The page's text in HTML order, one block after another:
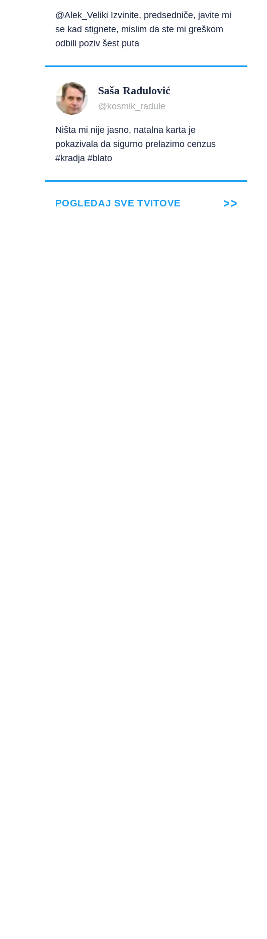
@Alek_Veliki Izvinite, predsedniče, javite mi
se kad stignete, mislim da ste mi greškom
odbili poziv šest puta
Saša Radulović
@kosmik_radule
Ništa mi nije jasno, natalna karta je
pokazivala da sigurno prelazimo cenzus
#kradja #blato
POGLEDAJ SVE TVITOVE